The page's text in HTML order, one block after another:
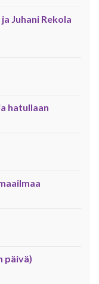
Juhani Rekola
hatullaan
päivä)